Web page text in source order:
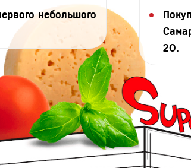
небольшого
20.